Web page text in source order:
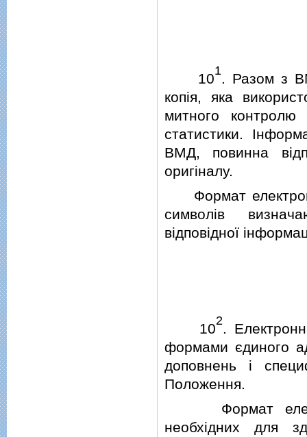
101. Разом з
копiя, яка
митного
статистики.
ВМД, повинна
оригiналу.
Формат
символiв
вiдповiдної
102.
формами єдиного
доповнень i
Положення.
Формат
необхiдних для